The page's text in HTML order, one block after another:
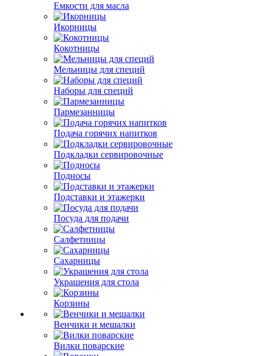
Емкости для масла
Икорницы
Кокотницы
Мельницы для специй
Наборы для специй
Пармезанницы
Подача горячих напитков
Подкладки сервировочные
Подносы
Подставки и этажерки
Посуда для подачи
Салфетницы
Сахарницы
Украшения для стола
Корзины
Венчики и мешалки
Вилки поварские